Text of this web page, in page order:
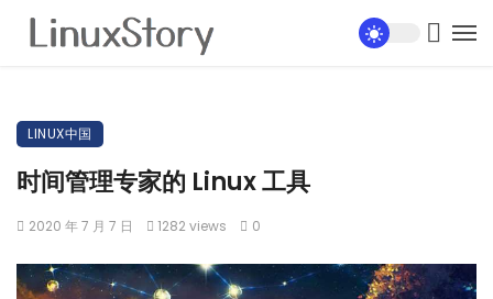
LINUX中国
时间管理专家的 Linux 工具
2020 年 7 月 7 日 1282 views 0